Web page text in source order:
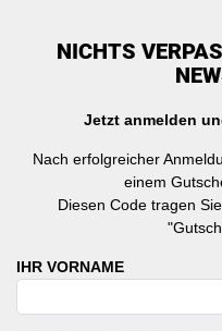
NICHTS
Jetzt anmelden
Nach erfolgreicher
einem
Diesen Code tragen
IHR VORNAME